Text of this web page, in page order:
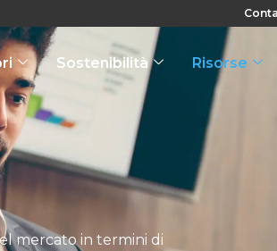
Sostenibilità Risorse
mercato in termini di